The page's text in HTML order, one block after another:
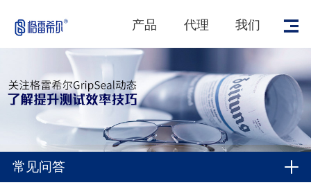
产品 代理 我们
常见问答